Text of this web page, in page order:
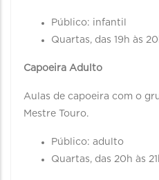
Público: infantil
Quartas, das 19h às
Capoeira Adulto
Aulas de capoeira com o
Mestre Touro.
Público: adulto
Quartas, das 20h às